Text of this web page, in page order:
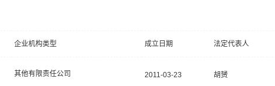
企业机构类型 成立日期 法定代表人
其他有限责任公司 2011-03-23 胡赟